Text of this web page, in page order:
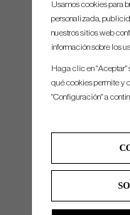
#4
#7
#Pw
Usamos cookies para
personalizada,
nuestros sitios web
información sobre los
Haga clic en "Aceptar"
qué cookies permite y
"Configuración" a